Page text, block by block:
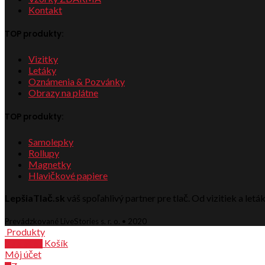
Kontakt
TOP produkty:
Vizitky
Letáky
Oznámenia & Pozvánky
Obrazy na plátne
TOP produkty:
Samolepky
Rollupy
Magnetky
Hlavičkové papiere
LepšiaTlač.sk váš spoľahlivý partner pre tlač. Od vizitiek a
Prevádzkované LiveStories s. r. o. • 2020
Produkty
Košík
Môj účet